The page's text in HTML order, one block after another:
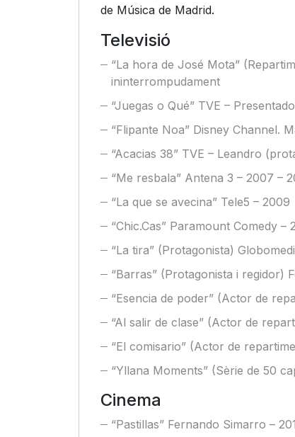
de Música de Madrid.
Televisió
“La hora de José Mota”
ininterrompudament
“Juegas o Qué” TVE –
“Flipante Noa” Disney Channel.
“Acacias 38” TVE – Leandro
“Me resbala” Antena 3 – 2007 –
“La que se avecina” Tele5 – 2009
“Chic.Cas” Paramount Comedy –
“La tira” (Protagonista)
“Barras” (Protagonista i regidor)
“Esencia de poder” (Actor de
“Al salir de clase” (Actor de
“El comisario” (Actor de
“Yllana Moments” (Sèrie de 50
Cinema
“Pastillas” Fernando Simarro –